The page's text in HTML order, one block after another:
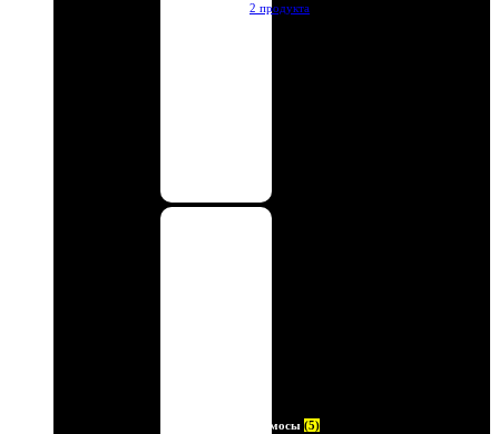
2 продукта
Термосы (5)